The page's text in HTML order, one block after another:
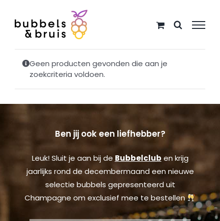
naar
Geen producten gevonden die aan je
zoekcriteria voldoen.
Ben jij ook een liefhebber?
Leuk! Sluit je aan bij de Bubbelclub en krijg
jaarlijks rond de decembermaand een nieuwe
selectie bubbels gepresenteerd uit
Champagne om exclusief mee te bestellen